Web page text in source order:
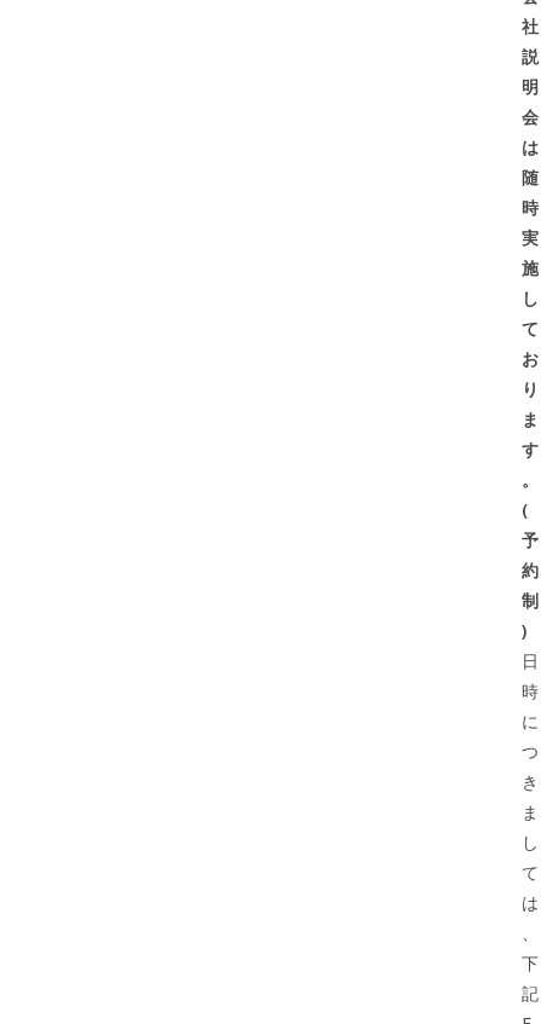
社
説
明
会
は
随
時
実
施
し
て
お
り
ま
す
。
(
予
約
制
)
日
時
に
つ
き
ま
し
て
は
下
記